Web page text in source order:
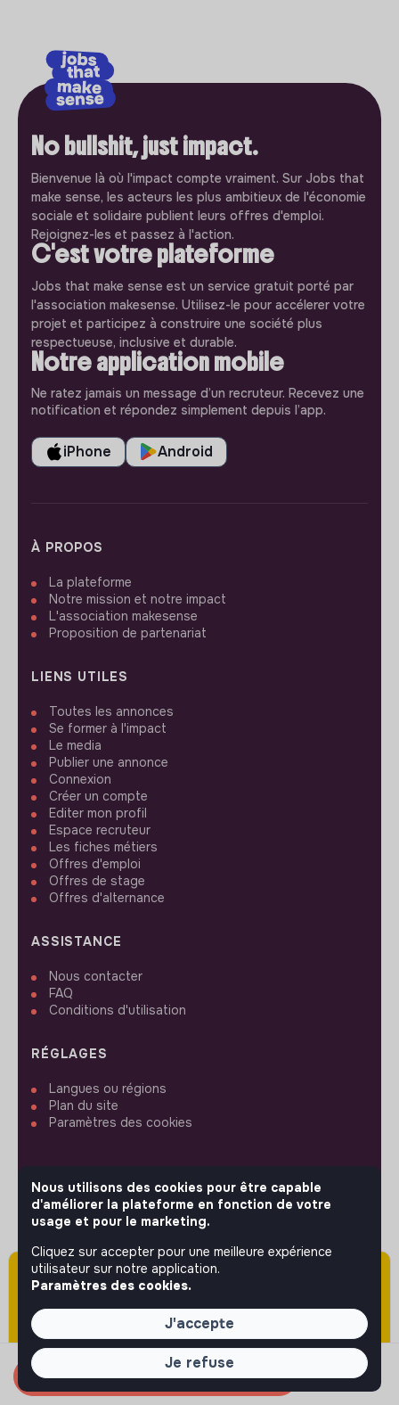
Attention cette annonce a été publiée il y a
plus de 60 jours (le 04/05/2026) et est sans
doute expirée ou non mise à jour.
Candidater
No bullshit, just impact.
Bienvenue là où l'impact compte vraiment. Sur Jobs that
make sense, les acteurs les plus ambitieux de l'économie
sociale et solidaire publient leurs offres d'emploi.
Rejoignez-les et passez à l'action.
C'est votre plateforme
Jobs that make sense est un service gratuit porté par
l'association makesense. Utilisez-le pour accélerer votre
projet et participez à construire une société plus
respectueuse, inclusive et durable.
Notre application mobile
Ne ratez jamais un message d’un recruteur. Recevez une
notification et répondez simplement depuis l’app.
iPhone Android
À PROPOS
La plateforme
Notre mission et notre impact
L'association makesense
Proposition de partenariat
LIENS UTILES
Toutes les annonces
Se former à l'impact
Le media
Publier une annonce
Connexion
Créer un compte
Editer mon profil
Espace recruteur
Les fiches métiers
Offres d'emploi
Offres de stage
Offres d'alternance
ASSISTANCE
Nous contacter
FAQ
Conditions d'utilisation
RÉGLAGES
Langues ou régions
Plan du site
Paramètres des cookies
SUIVEZ-NOUS
© 2026 jobs that makesense.
Nous utilisons des cookies pour être capable
d'améliorer la plateforme en fonction de votre
usage et pour le marketing.
Cliquez sur accepter pour une meilleure expérience
utilisateur sur notre application.
Paramètres des cookies.
J'accepte
Je refuse